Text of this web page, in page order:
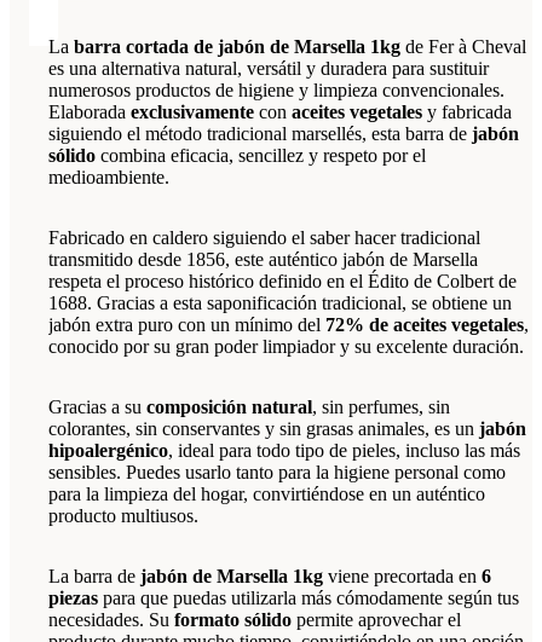
La barra cortada de jabón de Marsella 1kg de Fer à Cheval
es una alternativa natural, versátil y duradera para sustituir
numerosos productos de higiene y limpieza convencionales.
Elaborada exclusivamente con aceites vegetales y fabricada
siguiendo el método tradicional marsellés, esta barra de jabón
sólido combina eficacia, sencillez y respeto por el
medioambiente.
Fabricado en caldero siguiendo el saber hacer tradicional
transmitido desde 1856, este auténtico jabón de Marsella
respeta el proceso histórico definido en el Édito de Colbert de
1688. Gracias a esta saponificación tradicional, se obtiene un
jabón extra puro con un mínimo del 72% de aceites vegetales,
conocido por su gran poder limpiador y su excelente duración.
Gracias a su composición natural, sin perfumes, sin
colorantes, sin conservantes y sin grasas animales, es un jabón
hipoalergénico, ideal para todo tipo de pieles, incluso las más
sensibles. Puedes usarlo tanto para la higiene personal como
para la limpieza del hogar, convirtiéndose en un auténtico
producto multiusos.
La barra de jabón de Marsella 1kg viene precortada en 6
piezas para que puedas utilizarla más cómodamente según tus
necesidades. Su formato sólido permite aprovechar el